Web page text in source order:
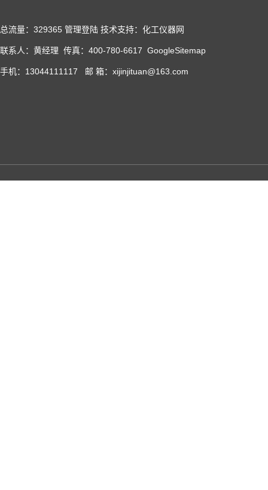
总流量：329365 管理登陆 技术支持：化工仪器网
联系人：黄经理 传真：400-780-6617 GoogleSitemap
手机：13044111117 邮 箱：xijinjituan@163.com